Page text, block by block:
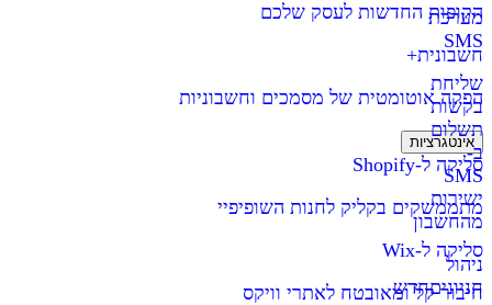
מערכת
SMS
שליחת
בקשות
תשלום
ב-
SMS
ישירות
מהחשבון
ניהול
חניוניםחדש
הקופות החדשות לעסק שלכם
חשבונית+
הפקה אוטומטית של מסמכים וחשבוניות
אינטגרציות
סליקה ל-Shopify
מתממשקים בקליק לחנות השופיפיי
סליקה ל-Wix
חיבור קל ומאובטח לאתרי וויקס